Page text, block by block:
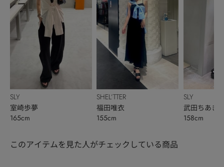
SLY
室崎歩夢
165cm
SHEL’TTER
福田唯衣
155cm
SLY
武田ちあき
158cm
このアイテムを見た人がチェックしている商品